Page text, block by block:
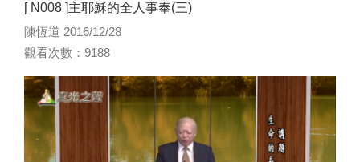
[ N008 ]主耶穌的全人事奉(三)
陳恆道 2016/12/28
觀看次數：9188